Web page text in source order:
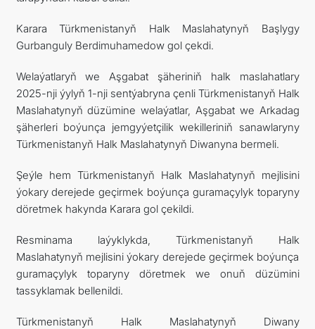
INFORMATION
Karara Türkmenistanyň Halk Maslahatynyň Başlygy
Gurbanguly Berdimuhamedow gol çekdi.
Welaýatlaryň we Aşgabat şäheriniň halk maslahatlary
2025-nji ýylyň 1-nji sentýabryna çenli Türkmenistanyň Halk
Maslahatynyň düzümine welaýatlar, Aşgabat we Arkadag
şäherleri boýunça jemgyýetçilik wekilleriniň sanawlaryny
Türkmenistanyň Halk Maslahatynyň Diwanyna bermeli.
Şeýle hem Türkmenistanyň Halk Maslahatynyň mejlisini
ýokary derejede geçirmek boýunça guramaçylyk toparyny
döretmek hakynda Karara gol çekildi.
Resminama laýyklykda, Türkmenistanyň Halk
Maslahatynyň mejlisini ýokary derejede geçirmek boýunça
guramaçylyk toparyny döretmek we onuň düzümini
tassyklamak bellenildi.
Türkmenistanyň Halk Maslahatynyň Diwany